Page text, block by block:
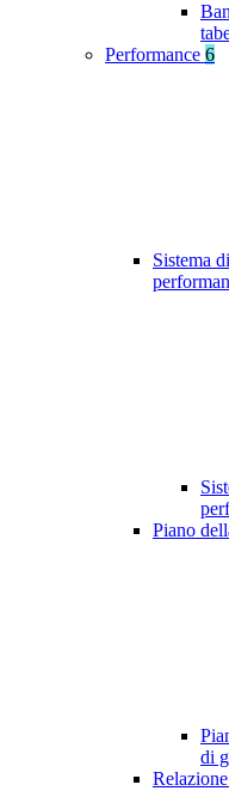
Performance 6
Sistema
Piano
di